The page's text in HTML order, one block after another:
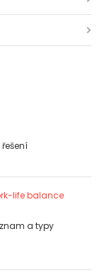
life balance
a typy